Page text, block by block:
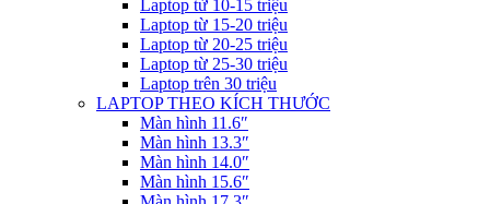
Laptop từ 10-15 triệu
Laptop từ 15-20 triệu
Laptop từ 20-25 triệu
Laptop từ 25-30 triệu
Laptop trên 30 triệu
LAPTOP THEO KÍCH THƯỚC
Màn hình 11.6″
Màn hình 13.3″
Màn hình 14.0″
Màn hình 15.6″